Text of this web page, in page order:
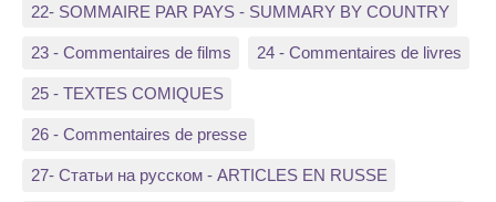
22- SOMMAIRE PAR PAYS - SUMMARY BY COUNTRY
23 - Commentaires de films 24 - Commentaires de livres
25 - TEXTES COMIQUES
26 - Commentaires de presse
27- Статьи на русском - ARTICLES EN RUSSE